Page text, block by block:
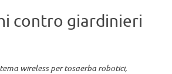
contro giardinieri
wireless per tosaerba robotici,